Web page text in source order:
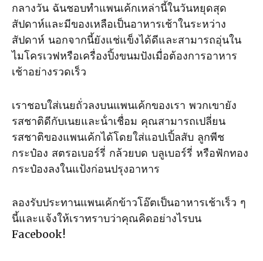
กลางวัน ฉันชอบทําแพนเค้กเหล่านี้ในวันหยุดสุด
สัปดาห์และมีของเหลือเป็นอาหารเช้าในระหว่าง
สัปดาห์ นอกจากนี้ยังแช่แข็งได้ดีและสามารถอุ่นใน
ไมโครเวฟหรือเครื่องปิ้งขนมปังเมื่อต้องการอาหาร
เช้าอย่างรวดเร็ว
เราชอบใส่เนยถั่วลงบนแพนเค้กของเรา พวกเขายัง
รสชาติดีกับเนยและน้ําเชื่อม คุณสามารถเปลี่ยน
รสชาติของแพนเค้กได้โดยใส่แอปเปิ้ลสับ ลูกพีช
กระป๋อง สตรอเบอร์รี่ กล้วยบด บลูเบอร์รี่ หรือฟักทอง
กระป๋องลงในแป้งก่อนปรุงอาหาร
ลองรับประทานแพนเค้กข้าวโอ๊ตเป็นอาหารเช้าเร็ว ๆ
นี้และแจ้งให้เราทราบว่าคุณคิดอย่างไรบน
Facebook!